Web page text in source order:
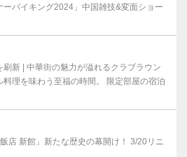
ーバイキング2024」中国雑技&変面ショー
新 | 中華街の魅力が溢れるクラブラウン
理を味わう至福の時間。 限定部屋の宿泊
店 新館」新たな歴史の幕開け！ 3/20リニ